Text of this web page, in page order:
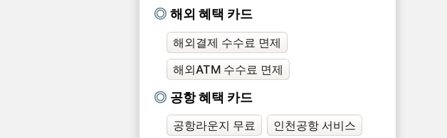
해외 혜택 카드
해외결제 수수료 면제
해외ATM 수수료 면제
공항 혜택 카드
공항라운지 무료
인천공항 서비스